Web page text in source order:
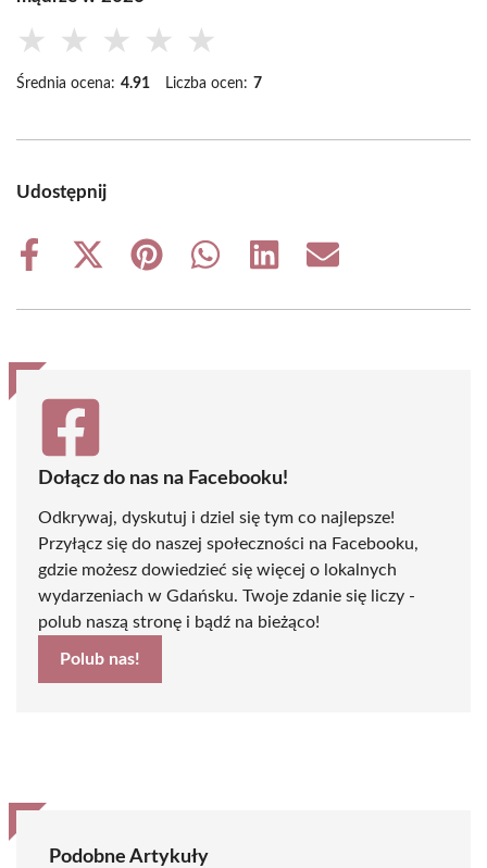
★ ★ ★ ★ ★
Średnia ocena: 4.91 Liczba ocen: 7
Udostępnij
Share
Share
(Twitter)
Share
Share
Share
Share
Dołącz do nas na Facebooku!
Odkrywaj, dyskutuj i dziel się tym co najlepsze!
Przyłącz się do naszej społeczności na Facebooku,
gdzie możesz dowiedzieć się więcej o lokalnych
wydarzeniach w Gdańsku. Twoje zdanie się liczy -
polub naszą stronę i bądź na bieżąco!
Polub nas!
Podobne Artykuły